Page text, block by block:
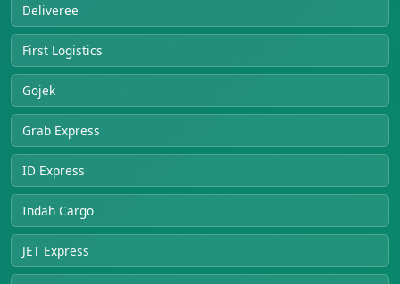
Deliveree
First Logistics
Gojek
Grab Express
ID Express
Indah Cargo
JET Express